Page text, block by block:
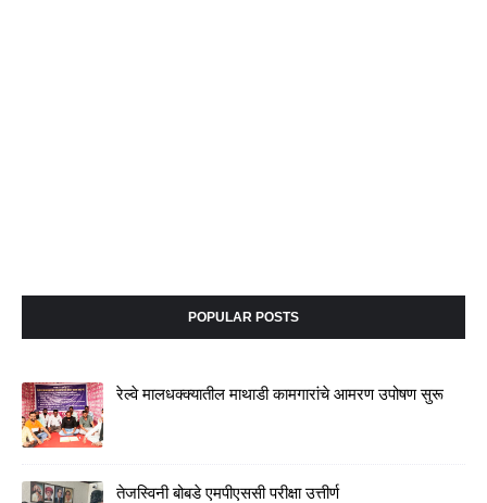
POPULAR POSTS
रेल्वे मालधक्क्यातील माथाडी कामगारांचे आमरण उपोषण सुरू
तेजस्विनी बोबडे एमपीएससी परीक्षा उत्तीर्ण